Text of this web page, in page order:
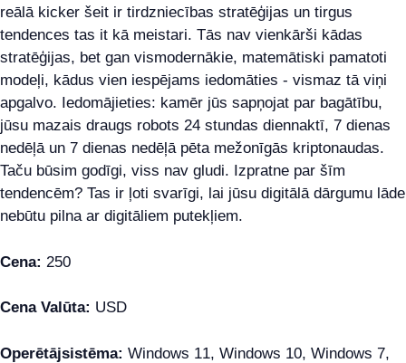
reālā kicker šeit ir tirdzniecības stratēģijas un tirgus
tendences tas it kā meistari. Tās nav vienkārši kādas
stratēģijas, bet gan vismodernākie, matemātiski pamatoti
modeļi, kādus vien iespējams iedomāties - vismaz tā viņi
apgalvo. Iedomājieties: kamēr jūs sapņojat par bagātību,
jūsu mazais draugs robots 24 stundas diennaktī, 7 dienas
nedēļā un 7 dienas nedēļā pēta mežonīgās kriptonaudas.
Taču būsim godīgi, viss nav gludi. Izpratne par šīm
tendencēm? Tas ir ļoti svarīgi, lai jūsu digitālā dārgumu lāde
nebūtu pilna ar digitāliem putekļiem.
Cena: 250
Cena Valūta: USD
Operētājsistēma: Windows 11, Windows 10, Windows 7,